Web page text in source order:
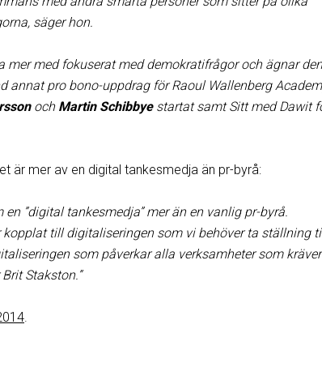
säger hon.
mer med fokuserat med demokratifrågor och ägnar
annat pro bono-uppdrag för Raoul Wallenberg
och Martin Schibbyestartat samt Sitt med Dawit
är mer av en digital tankesmedja än pr-byrå:
en ”digital tankesmedja” mer än en vanlig pr-byrå.
till digitaliseringen som vi behöver ta ställning
som påverkar alla verksamheter som kräver
Stakston.”
.